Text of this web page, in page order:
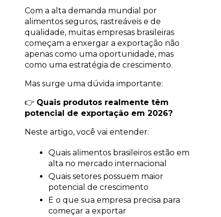
Com a alta demanda mundial por
alimentos seguros, rastreáveis e de
qualidade, muitas empresas brasileiras
começam a enxergar a exportação não
apenas como uma oportunidade, mas
como uma estratégia de crescimento.
Mas surge uma dúvida importante:
👉 Quais produtos realmente têm
potencial de exportação em 2026?
Neste artigo, você vai entender:
Quais alimentos brasileiros estão em
alta no mercado internacional
Quais setores possuem maior
potencial de crescimento
E o que sua empresa precisa para
começar a exportar